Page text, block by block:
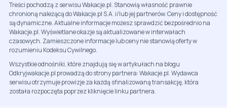
Treści pochodzą z serwisu Wakacje.pl. Stanowią własność prawnie
chronioną należącą do Wakacje.pl S.A. i/lub jej partnerów. Ceny i dostępność
są dynamiczne. Aktualne informacje możesz sprawdzić bezpośrednio na
Wakacje.pl. Wyświetlane okazje są aktualizowane w interwałach
czasowych. Zamieszczone informacje lub ceny nie stanowią oferty w
rozumieniu Kodeksu Cywilnego.
Wszystkie odnośniki, które znajdują się w artykułach na blogu
Odkryjwakacje.pl prowadzą do strony partnera: Wakacje.pl. Wydawca
serwisu otrzymuje prowizje za każdą sfinalizowaną transakcję, która
została rozpoczęta poprzez kliknięcie linku partnera.